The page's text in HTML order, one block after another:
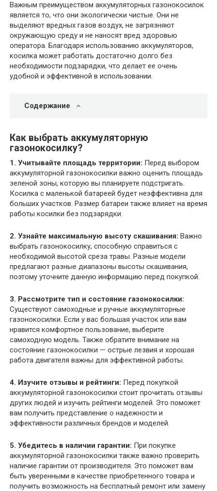
Важным преимуществом аккумуляторных газонокосилок
является то, что они экологически чистые. Они не
выделяют вредных газов воздух, не загрязняют
окружающую среду и не наносят вред здоровью
оператора. Благодаря использованию аккумуляторов,
косилка может работать достаточно долго без
необходимости подзарядки, что делает ее очень
удобной и эффективной в использовании.
Содержание
Как выбрать аккумуляторную
газонокосилку?
1. Учитывайте площадь территории: Перед выбором
аккумуляторной газонокосилки важно оценить площадь
зеленой зоны, которую вы планируете подстригать.
Косилка с маленькой батареей будет неэффективна для
больших участков. Размер батареи также влияет на время
работы косилки без подзарядки.
2. Узнайте максимальную высоту скашивания: Важно
выбрать газонокосилку, способную справиться с
необходимой высотой среза травы. Разные модели
предлагают разные диапазоны высоты скашивания,
поэтому уточните данную информацию перед покупкой.
3. Рассмотрите тип и состояние газонокосилки:
Существуют самоходные и ручные аккумуляторные
газонокосилки. Если у вас большая участок или вам
нравится комфортное пользование, выберите
самоходную модель. Также обратите внимание на
состояние газонокосилки — острые лезвия и хорошая
работа двигателя важны для эффективной работы.
4. Изучите отзывы и рейтинги: Перед покупкой
аккумуляторной газонокосилки стоит прочитать отзывы
других людей и изучить рейтинги моделей. Это поможет
вам получить представление о надежности и
эффективности различных брендов и моделей.
5. Убедитесь в наличии гарантии: При покупке
аккумуляторной газонокосилки также важно проверить
наличие гарантии от производителя. Это поможет вам
быть уверенными в качестве приобретенного товара и
получить возможность на бесплатный ремонт или замену